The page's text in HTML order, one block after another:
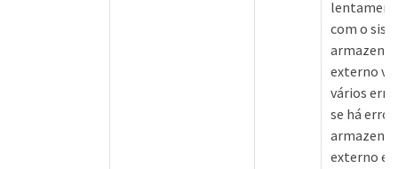
com o
externo
vários
se há
externo e